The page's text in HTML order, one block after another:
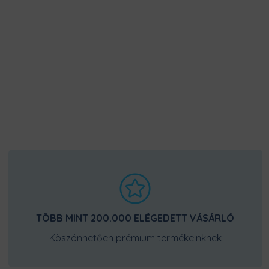
TÖBB MINT 200.000 ELÉGEDETT VÁSÁRLÓ
Köszönhetően prémium termékeinknek